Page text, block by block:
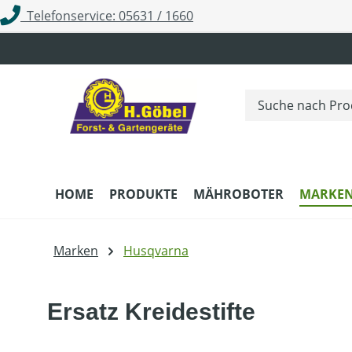
Hauptinhalt springen
Zur Suche springen
Zur Hauptnavigation springen
Telefonservice: 05631 / 1660
HOME PRODUKTE MÄHROBOTER
Marken Husqvarna
Ersatz Kreidestifte